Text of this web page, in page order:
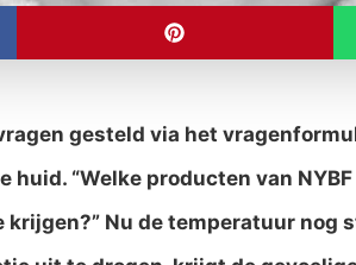
gesteld via het
huid. “Welke producten van
Nu de temperatuur nog